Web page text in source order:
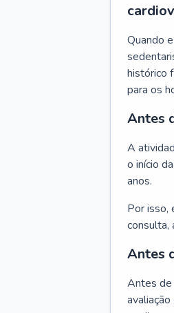
Quando
histórico
para os
Antes
A
o início
anos.
Por isso,
consulta,
Antes
Antes de